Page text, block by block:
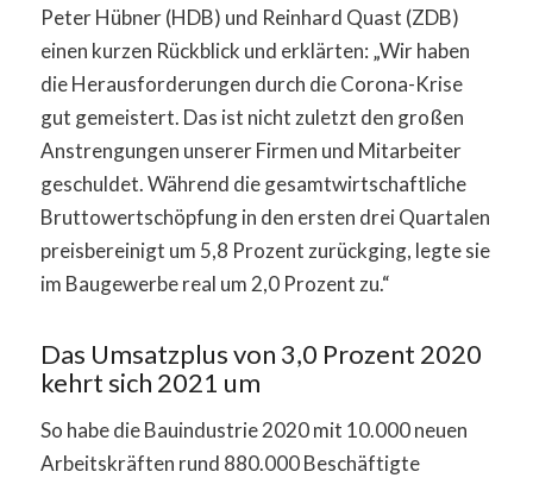
Peter Hübner (HDB) und Reinhard Quast (ZDB)
einen kurzen Rückblick und erklärten: „Wir haben
die Herausforderungen durch die Corona-Krise
gut gemeistert. Das ist nicht zuletzt den großen
Anstrengungen unserer Firmen und Mitarbeiter
geschuldet. Während die gesamtwirtschaftliche
Bruttowertschöpfung in den ersten drei Quartalen
preisbereinigt um 5,8 Prozent zurückging, legte sie
im Baugewerbe real um 2,0 Prozent zu.“
Das Umsatzplus von 3,0 Prozent 2020
kehrt sich 2021 um
So habe die Bauindustrie 2020 mit 10.000 neuen
Arbeitskräften rund 880.000 Beschäftigte